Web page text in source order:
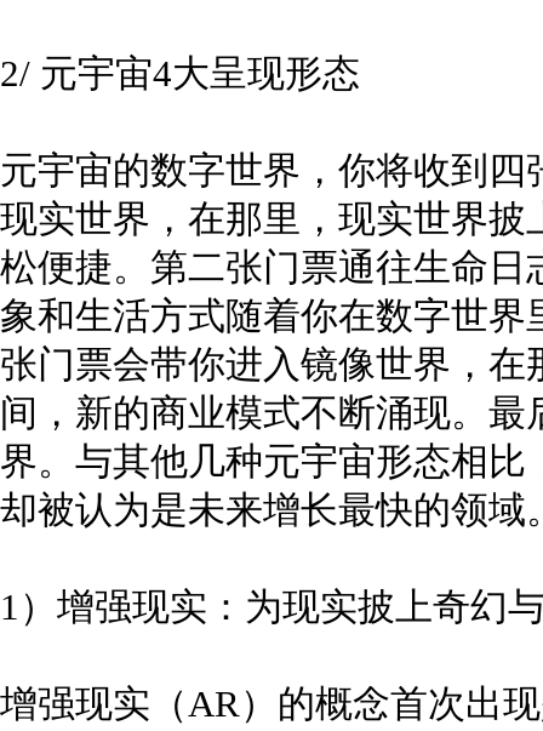
2/ 元宇宙4大呈现形态
元宇宙的数字世界，你将收到
现实世界，在那里，现实世界
松便捷。第二张门票通往生命
象和生活方式随着你在数字世
张门票会带你进入镜像世界，
间，新的商业模式不断涌现。
界。与其他几种元宇宙形态相
却被认为是未来增长最快的领域
1）增强现实：为现实披上奇幻
增强现实（AR）的概念首次出